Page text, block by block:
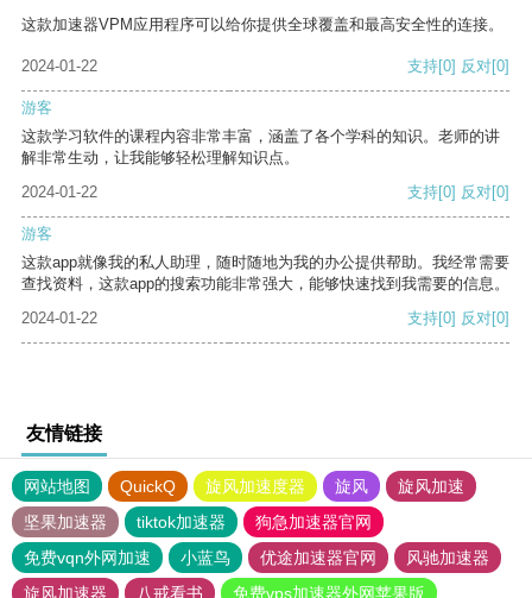
这款加速器VPM应用程序可以给你提供全球覆盖和最高安全性的连接。
2024-01-22 支持[0] 反对[0]
游客
这款学习软件的课程内容非常丰富，涵盖了各个学科的知识。老师的讲
解非常生动，让我能够轻松理解知识点。
2024-01-22
支持[0] 反对[0]
游客
这款app就像我的私人助理，随时随地为我的办公提供帮助。我经常需要
查找资料，这款app的搜索功能非常强大，能够快速找到我需要的信息。
2024-01-22
支持[0] 反对[0]
友情链接
网站地图 QuickQ 旋风加速度器 旋风
旋风加速
坚果加速器
tiktok加速器
狗急加速器官网
免费vqn外网加速
小蓝鸟 优途加速器官网
风驰加速器
旋风加速器
八戒看书 免费vps加速器外网苹果版